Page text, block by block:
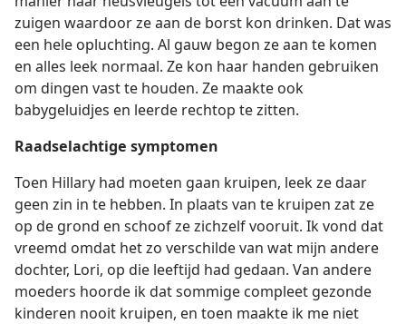
zuigen waardoor ze aan de borst kon drinken. Dat was
een hele opluchting. Al gauw begon ze aan te komen
en alles leek normaal. Ze kon haar handen gebruiken
om dingen vast te houden. Ze maakte ook
babygeluidjes en leerde rechtop te zitten.
Raadselachtige symptomen
Toen Hillary had moeten gaan kruipen, leek ze daar
geen zin in te hebben. In plaats van te kruipen zat ze
op de grond en schoof ze zichzelf vooruit. Ik vond dat
vreemd omdat het zo verschilde van wat mijn andere
dochter, Lori, op die leeftijd had gedaan. Van andere
moeders hoorde ik dat sommige compleet gezonde
kinderen nooit kruipen, en toen maakte ik me niet